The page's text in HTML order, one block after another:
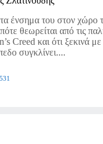
ένσημα του στον χώρο
θεωρείται από τις
Creed και ότι ξεκινά
συγκλίνει....